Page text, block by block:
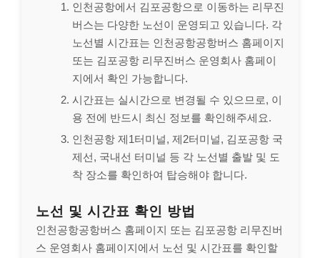
인천공항에서 김포공항으로 이동하는 리무진
버스는 다양한 노선이 운영되고 있습니다. 각
노선별 시간표는 인천공항공항버스 홈페이지
또는 김포공항 리무진버스 운영회사 홈페이
지에서 확인 가능합니다.
시간표는 실시간으로 변경될 수 있으므로, 이
용 전에 반드시 최신 정보를 확인해주세요.
인천공항 제1터미널, 제2터미널, 김포공항 국
제선, 국내선 터미널 등 각 노선별 출발 및 도
착 장소를 확인하여 탑승해야 합니다.
노선 및 시간표 확인 방법
인천공항공항버스 홈페이지 또는 김포공항 리무진버
스 운영회사 홈페이지에서 노선 및 시간표를 확인할